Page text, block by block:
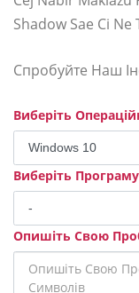
Shadow Sae Ci Ne
Спробуйте Наш
Виберіть
Виберіть
Опишіть Свою